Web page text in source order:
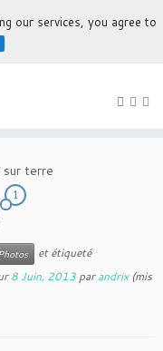
découvrir la Bolivie
sur terre
1
Photos et étiqueté
8 Juin, 2013 parandrix(mis
our services, you agree to